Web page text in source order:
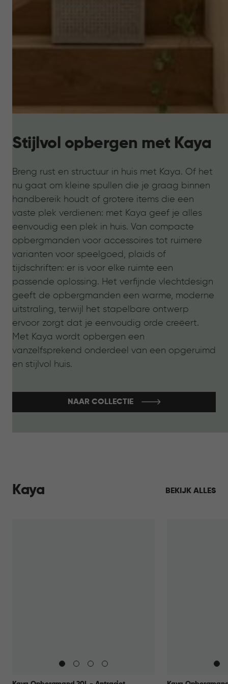
Stijlvol opbergen met Kaya
Breng rust en structuur in huis met Kaya. Of het
nu gaat om kleine spullen die je graag binnen
handbereik houdt of grotere items die een
vaste plek verdienen: met Kaya geef je alles
eenvoudig een plek in huis. Van compacte
opbergmanden voor accessoires tot ruimere
varianten voor speelgoed, plaids of
tijdschriften: er is voor elke ruimte een
passende oplossing. Het verfijnde vlechtdesign
geeft de opbergmanden een warme, moderne
uitstraling, terwijl het stapelbare ontwerp
ervoor zorgt dat je eenvoudig orde creëert.
Met Kaya wordt opbergen een
vanzelfsprekend onderdeel van een opgeruimd
en stijlvol huis.
NAAR COLLECTIE
Kaya BEKIJK ALLES